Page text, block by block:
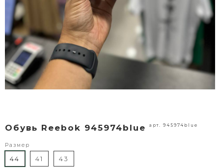
Обувь Reebok 945974blue арт. 945974blue
Размер
44 41 43